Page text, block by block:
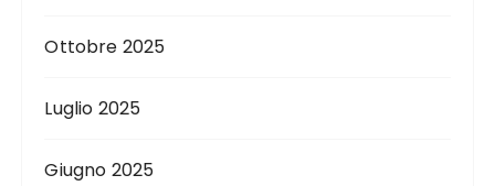
Ottobre 2025
Luglio 2025
Giugno 2025